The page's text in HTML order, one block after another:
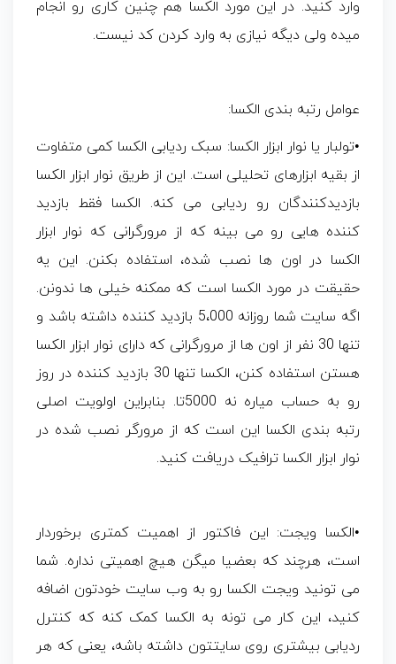
وارد کنید. در این مورد الکسا هم چنین کاری رو انجام
میده ولی دیگه نیازی به وارد کردن کد نیست.
عوامل رتبه بندی الکسا:
•تولبار یا نوار ابزار الکسا: سبک ردیابی الکسا کمی متفاوت
از بقیه ابزارهای تحلیلی است. این از طریق نوار ابزار الکسا
بازدیدکنندگان رو ردیابی می کنه. الکسا فقط بازدید
کننده هایی رو می بینه که از مرورگرانی که نوار ابزار
الکسا در اون ها نصب شده، استفاده بکنن. این یه
حقیقت در مورد الکسا است که ممکنه خیلی ها ندونن.
اگه سایت شما روزانه 5،000 بازدید کننده داشته باشد و
تنها 30 نفر از اون ها از مرورگرانی که دارای نوار ابزار الکسا
هستن استفاده کنن، الکسا تنها 30 بازدید کننده در روز
رو به حساب میاره نه 5000تا. بنابراین اولویت اصلی
رتبه بندی الکسا این است که از مرورگر نصب شده در
نوار ابزار الکسا ترافیک دریافت کنید.
•الکسا ویجت: این فاکتور از اهمیت کمتری برخوردار
است، هرچند که بعضیا میگن هیچ اهمیتی نداره. شما
می تونید ویجت الکسا رو به وب سایت خودتون اضافه
کنید، این کار می تونه به الکسا کمک کنه که کنترل
ردیابی بیشتری روی سایتتون داشته باشه، یعنی که هر